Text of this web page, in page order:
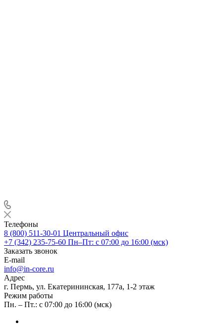
Телефоны
8 (800) 511-30-01 Центральный офис
+7 (342) 235-75-60 Пн–Пт: с 07:00 до 16:00 (мск)
Заказать звонок
E-mail
info@in-core.ru
Адрес
г. Пермь, ул. ​Екатерининская, 177а, ​1-2 этаж
Режим работы
Пн. – Пт.: с 07:00 до 16:00 (мск)